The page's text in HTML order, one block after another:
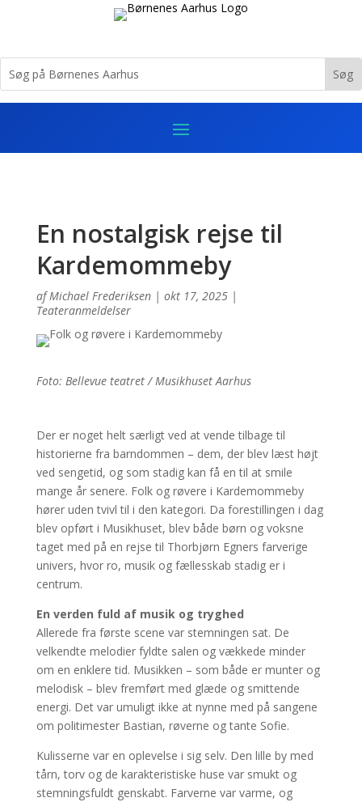
En nostalgisk rejse til
Kardemommeby
afMichael Frederiksen| okt 17, 2025|
Teateranmeldelser
Foto: Bellevue teatret / Musikhuset Aarhus
Der er noget helt særligt ved at vende tilbage til
historierne fra barndommen – dem, der blev læst højt
ved sengetid, og som stadig kan få en til at smile
mange år senere. Folk og røvere i Kardemommeby
hører uden tvivl til i den kategori. Da forestillingen i dag
blev opført i Musikhuset, blev både børn og voksne
taget med på en rejse til Thorbjørn Egners farverige
univers, hvor ro, musik og fællesskab stadig er i
centrum.
En verden fuld af musik og tryghed
Allerede fra første scene var stemningen sat. De
velkendte melodier fyldte salen og vækkede minder
om en enklere tid. Musikken – som både er munter og
melodisk – blev fremført med glæde og smittende
energi. Det var umuligt ikke at nynne med på sangene
om politimester Bastian, røverne og tante Sofie.
Kulisserne var en oplevelse i sig selv. Den lille by med
tårn, torv og de karakteristiske huse var smukt og
stemningsfuldt genskabt. Farverne var varme, og